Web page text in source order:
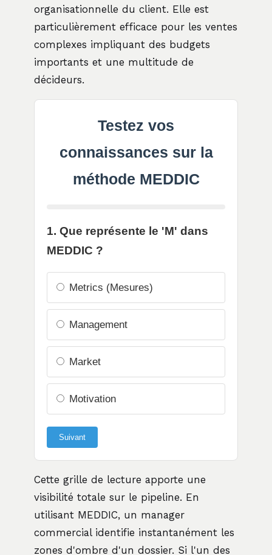
organisationnelle du client. Elle est
particulièrement efficace pour les ventes
complexes impliquant des budgets
importants et une multitude de
décideurs.
Testez vos
connaissances sur la
méthode MEDDIC
1. Que représente le 'M' dans
MEDDIC ?
Metrics (Mesures)
Management
Market
Motivation
Suivant
Cette grille de lecture apporte une
visibilité totale sur le pipeline. En
utilisant MEDDIC, un manager
commercial identifie instantanément les
zones d'ombre d'un dossier. Si l'un des